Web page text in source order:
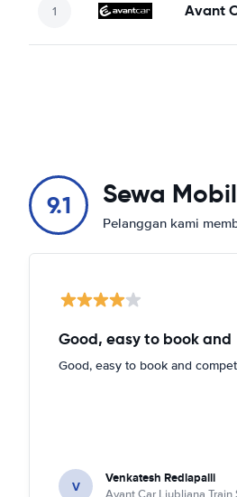
Avant
9.1 Sewa
Pelanggan kami
Good, easy to book and
Good, easy to book and
V Venkatesh Redlapalli